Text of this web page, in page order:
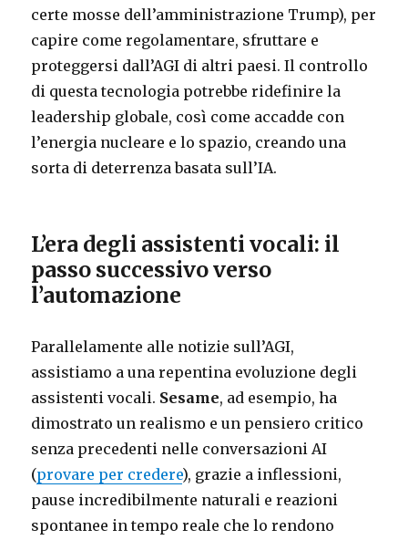
certe mosse dell’amministrazione Trump), per
capire come regolamentare, sfruttare e
proteggersi dall’AGI di altri paesi. Il controllo
di questa tecnologia potrebbe ridefinire la
leadership globale, così come accadde con
l’energia nucleare e lo spazio, creando una
sorta di deterrenza basata sull’IA.
L’era degli assistenti vocali: il
passo successivo verso
l’automazione
Parallelamente alle notizie sull’AGI,
assistiamo a una repentina evoluzione degli
assistenti vocali. Sesame, ad esempio, ha
dimostrato un realismo e un pensiero critico
senza precedenti nelle conversazioni AI
(provare per credere), grazie a inflessioni,
pause incredibilmente naturali e reazioni
spontanee in tempo reale che lo rendono